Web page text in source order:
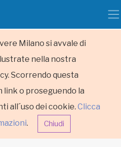
Milano si avvale di
nella nostra
Scorrendo questa
link o proseguendo la
all´uso dei cookie. Clicca
. Chiudi